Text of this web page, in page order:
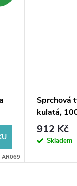
AR069
Sprchová
kulatá,
912 Kč
Skladem